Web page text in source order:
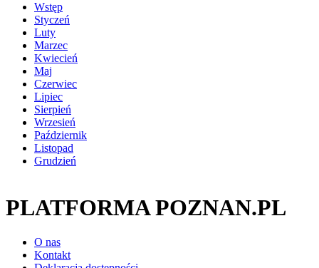
Wstęp
Styczeń
Luty
Marzec
Kwiecień
Maj
Czerwiec
Lipiec
Sierpień
Wrzesień
Październik
Listopad
Grudzień
PLATFORMA POZNAN.PL
O nas
Kontakt